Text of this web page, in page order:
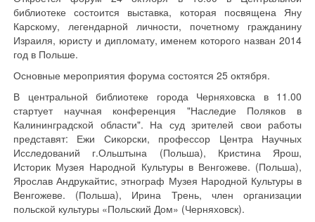
библиотеке состоится выставка, которая посвящена Яну
Карскому, легендарной личности, почетному гражданину
Израиля, юристу и дипломату, именем которого назван 2014
год в Польше.
Основные мероприятия форума состоятся 25 октября.
В центральной библиотеке города Черняховска в 11.00
стартует научная конференция "Наследие Поляков в
Калининградской области". На суд зрителей свои работы
представят: Ежи Сикорски, профессор Центра Научных
Исследований г.Ольштына (Польша), Кристина Ярош,
Историк Музея Народной Культуры в Венгожеве. (Польша),
Ярослав Андрукайтис, этнограф Музея Народной Культуры в
Венгожеве. (Польша), Ирина Трень, член организации
польской культуры «Польский Дом» (Черняховск).